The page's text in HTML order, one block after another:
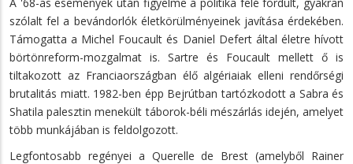
szólalt fel a bevándorlók életkörülményeinek javítása érdekében.
Támogatta a Michel Foucault és Daniel Defert által életre hívott
börtönreform-mozgalmat is. Sartre és Foucault mellett ő is
tiltakozott az Franciaországban élő algériaiak elleni rendőrségi
brutalitás miatt. 1982-ben épp Bejrútban tartózkodott a Sabra és
Shatila palesztin menekült táborok-béli mészárlás idején, amelyet
több munkájában is feldolgozott.
Legfontosabb regényei a Querelle de Brest (amelyből Rainer